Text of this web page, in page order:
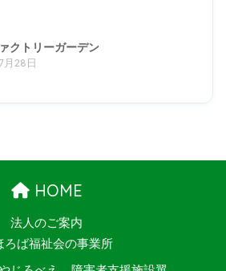
クトリーガーデン
月28日
HOME
法人のご案内
ろば福祉会の事業所